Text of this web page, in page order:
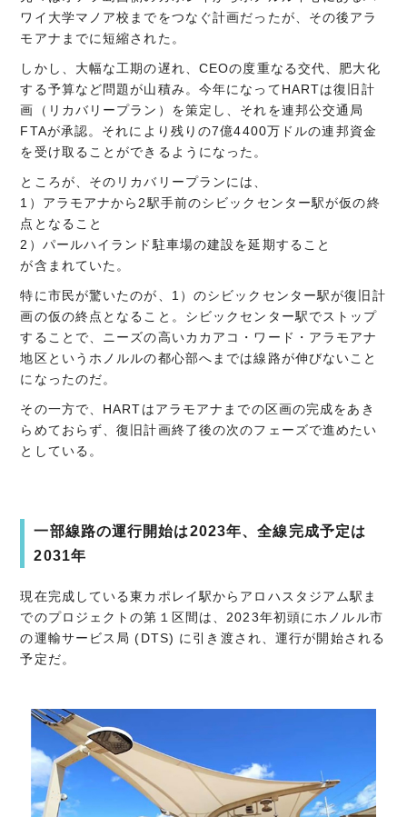
ワイ大学マノア校までをつなぐ計画だったが、その後アラ
モアナまでに短縮された。
しかし、大幅な工期の遅れ、CEOの度重なる交代、肥大化
する予算など問題が山積み。今年になってHARTは復旧計
画（リカバリープラン）を策定し、それを連邦公交通局
FTAが承認。それにより残りの7億4400万ドルの連邦資金
を受け取ることができるようになった。
ところが、そのリカバリープランには、
1）アラモアナから2駅手前のシビックセンター駅が仮の終
点となること
2）パールハイランド駐車場の建設を延期すること
が含まれていた。
特に市民が驚いたのが、1）のシビックセンター駅が復旧計
画の仮の終点となること。シビックセンター駅でストップ
することで、ニーズの高いカカアコ・ワード・アラモアナ
地区というホノルルの都心部へまでは線路が伸びないこと
になったのだ。
その一方で、HARTはアラモアナまでの区画の完成をあき
らめておらず、復旧計画終了後の次のフェーズで進めたい
としている。
一部線路の運行開始は2023年、全線完成予定は
2031年
現在完成している東カポレイ駅からアロハスタジアム駅ま
でのプロジェクトの第１区間は、2023年初頭にホノルル市
の運輸サービス局 (DTS) に引き渡され、運行が開始される
予定だ。